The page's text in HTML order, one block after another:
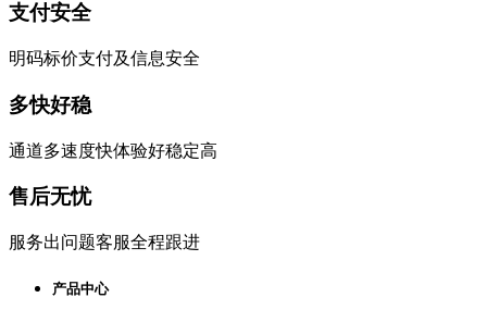
支付安全
明码标价支付及信息安全
多快好稳
通道多速度快体验好稳定高
售后无忧
服务出问题客服全程跟进
产品中心